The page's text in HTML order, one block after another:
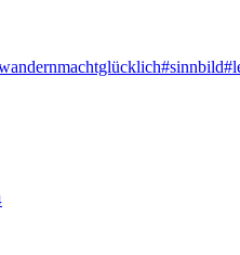
#sinnbild